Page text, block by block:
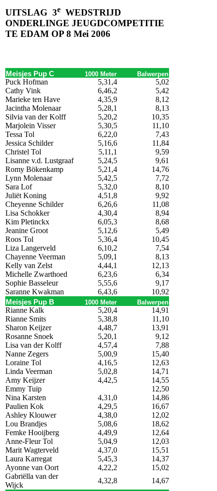
UITSLAG 3e WEDSTRIJD
ONDERLINGE JEUGDCOMPETITIE
TE EDAM OP 8 Mei 2006
Meisjes Pup C 1000 Meter Balwerpen
Puck Hofman 5,31,4
5,02
Cathy Vink
6,46,2
5,42
Marieke ten Have
4,35,9
8,12
Jacintha Molenaar
5,28,1
8,13
Silvia van der Kolff
5,20,2
10,35
Marjolein Visser
5,30,5
11,10
Tessa Tol
6,22,0
7,43
Jessica Schilder
5,16,6
11,84
Christel Tol
5,11,1
9,59
Lisanne v.d. Lustgraaf
5,24,5
9,61
Romy Bökenkamp
5,21,4
14,76
Lynn Molenaar
5,42,5
7,72
Sara Lof
5,32,0
8,10
Juliët Koning
4,51,8
9,92
Cheyenne Schilder
6,26,6
11,08
Lisa Schokker
4,30,4
8,94
Kim Pletinckx
6,05,3
8,68
Jeanine Groot
5,12,6
5,49
Roos Tol
5,36,4
10,45
Liza Langerveld
6,10,2
7,54
Chayenne Veerman
5,09,1
8,13
Kelly van Zelst
4,44,1
12,13
Michelle Zwarthoed
6,23,6
6,34
Sophie Basseleur
5,55,6
9,17
Saranne Kwakman
6,43,6 10,92
Meisjes Pup B 1000 Meter Balwerpen
Rianne Kalk 5,20,4
14,91
Rianne Smits
5,38,8
11,10
Sharon Keijzer
4,48,7
13,91
Rosanne Snoek
5,20,1
9,12
Lisa van der Kolff
4,57,4
7,88
Nanne Zegers
5,00,9
15,40
Loraine Tol
4,16,5
12,63
Linda Veerman
5,02,8
14,71
Amy Keijzer
4,42,5
14,55
Emmy Tuip
12,50
Nina Karsten
4,31,0
14,86
Paulien Kok
4,29,5
16,67
Ashley Klouwer
4,38,0
12,02
Lou Brandjes
5,08,6
18,62
Femke Hooijberg
4,49,9
12,64
Anne-Fleur Tol
5,04,9
12,03
Marit Wagterveld
4,37,0
15,51
Laura Karregat
5,45,3
14,37
Ayonne van Oort
4,22,2
15,02
Gabriëlla van der
Wijck
4,32,8 14,67